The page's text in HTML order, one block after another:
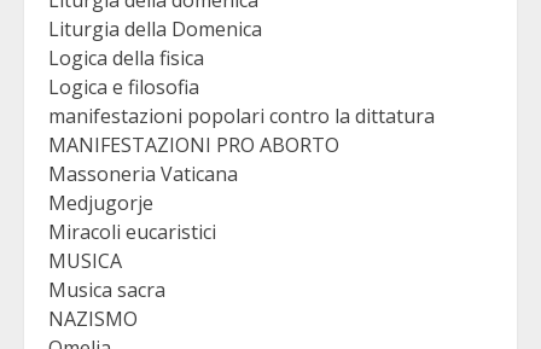
Liturgia della Domenica
Logica della fisica
Logica e filosofia
manifestazioni popolari contro la dittatura
MANIFESTAZIONI PRO ABORTO
Massoneria Vaticana
Medjugorje
Miracoli eucaristici
MUSICA
Musica sacra
NAZISMO